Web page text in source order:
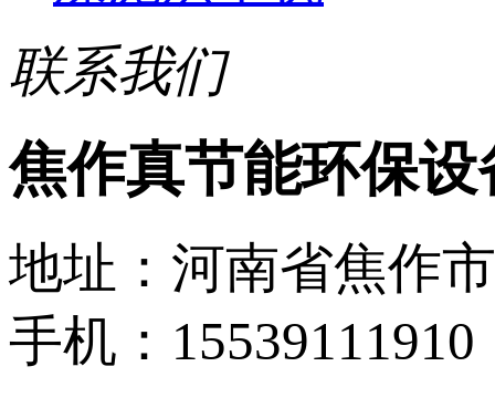
联系我们
焦作真节能环保
地址：河南省焦作
手机：15539111910